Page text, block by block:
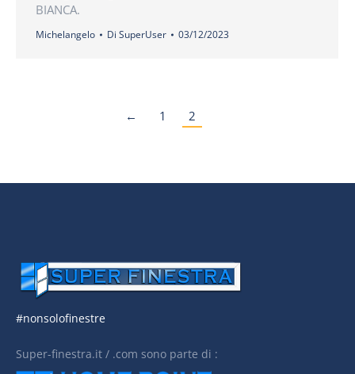
BIANCA.
Michelangelo Di SuperUser 03/12/2023
← 1 2
#nonsolofinestre
Super-finestra.it / .com sono parte di :